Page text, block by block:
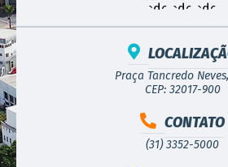
Praça Tancredo
CEP: 32017-900
CONTATO
(31) 3352-5000